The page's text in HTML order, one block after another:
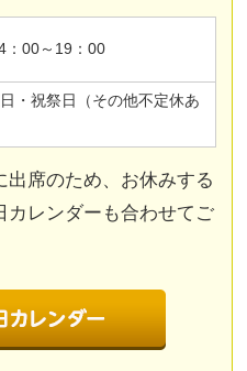
00～19：00
・祝祭日（その他不定休あ
席のため、お休みする
カレンダーも合わせてご